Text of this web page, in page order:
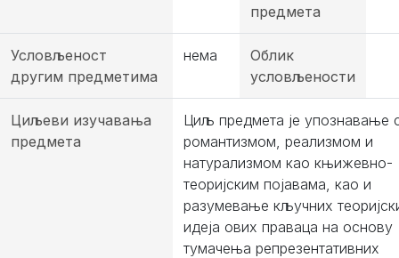
предмета
Условљеност
другим предметима
нема
Облик
условљености
Циљеви изучавања
предмета
Циљ предмета је упознавање
романтизмом, реализмом и
натурализмом као књижевно-
теоријским појавама, као и
разумевање кључних
идеја ових праваца на основу
тумачења репрезентативних